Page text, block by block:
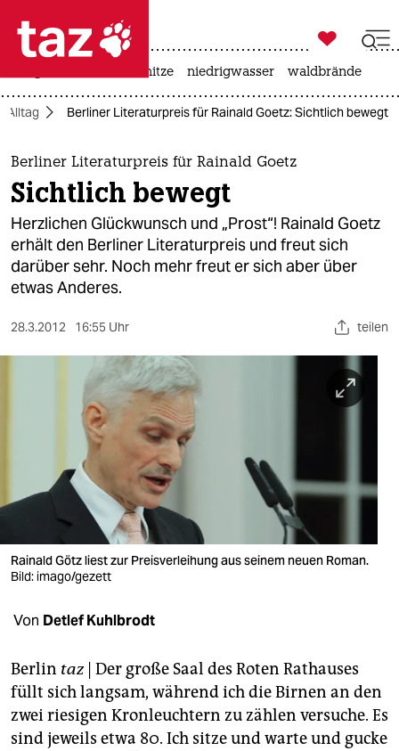
 taz zahl ich
taz zahl ich
themen
politik
öko
gesellschaft
kultur
sport
wahrheit
verlag
verlag
shop
fragen & hilfe
unterstützen
abo

taz zahl ich
hitze niedrigwasser waldbrände
Alltag Berliner Literaturpreis für Rainald Goetz: Sichtlich bewegt
Berliner Literaturpreis für Rainald Goetz
Sichtlich bewegt
Herzlichen Glückwunsch und „Prost“! Rainald Goetz
erhält den Berliner Literaturpreis und freut sich
darüber sehr. Noch mehr freut er sich aber über
etwas Anderes.
28.3.2012 16:55 Uhr teilen
Rainald Götz liest zur Preisverleihung aus seinem neuen Roman.
Bild: imago/gezett
Von Detlef Kuhlbrodt
Berlin taz| Der große Saal des Roten Rathauses
füllt sich langsam, während ich die Birnen an den
zwei riesigen Kronleuchtern zu zählen versuche. Es
sind jeweils etwa 80. Ich sitze und warte und gucke